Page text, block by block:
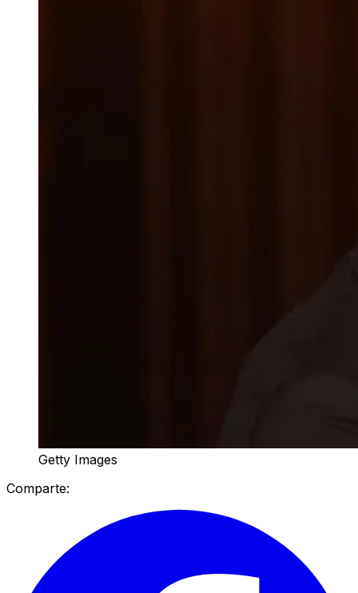
Getty Images
Comparte: